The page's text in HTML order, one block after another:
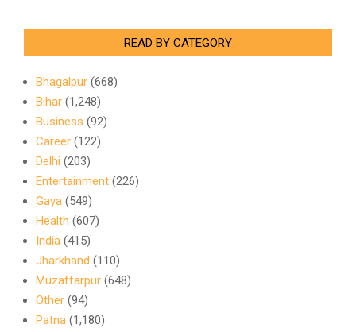
READ BY CATEGORY
Bhagalpur (668)
Bihar (1,248)
Business (92)
Career (122)
Delhi (203)
Entertainment (226)
Gaya (549)
Health (607)
India (415)
Jharkhand (110)
Muzaffarpur (648)
Other (94)
Patna (1,180)